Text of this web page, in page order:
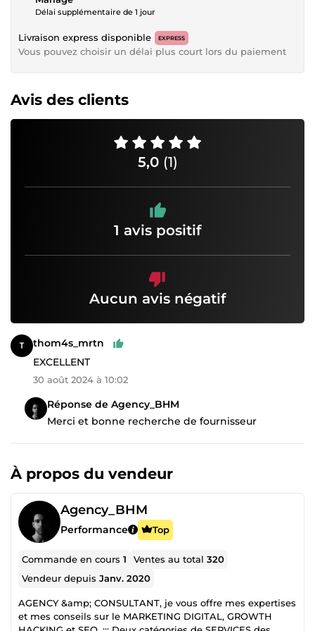
Délai supplémentaire de 1 jour
Livraison express disponible EXPRESS
Vous pouvez choisir un délai plus court lors du paiement
Avis des clients
5,0 (1)
1 avis positif
Aucun avis négatif
thom4s_mrtn
EXCELLENT
30 août 2024 à 10:02
Réponse de Agency_BHM
Merci et bonne recherche de fournisseur
À propos du vendeur
Agency_BHM
Performance Top
Commande en cours1 Ventes au total320
Vendeur depuisJanv. 2020
AGENCY &amp; CONSULTANT, je vous offre mes expertises
et mes conseils sur le MARKETING DIGITAL, GROWTH